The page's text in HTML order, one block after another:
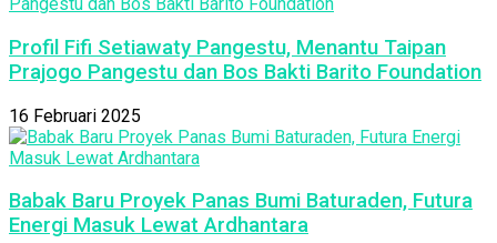
Profil Fifi Setiawaty Pangestu, Menantu Taipan
Prajogo Pangestu dan Bos Bakti Barito Foundation
16 Februari 2025
Babak Baru Proyek Panas Bumi Baturaden, Futura
Energi Masuk Lewat Ardhantara